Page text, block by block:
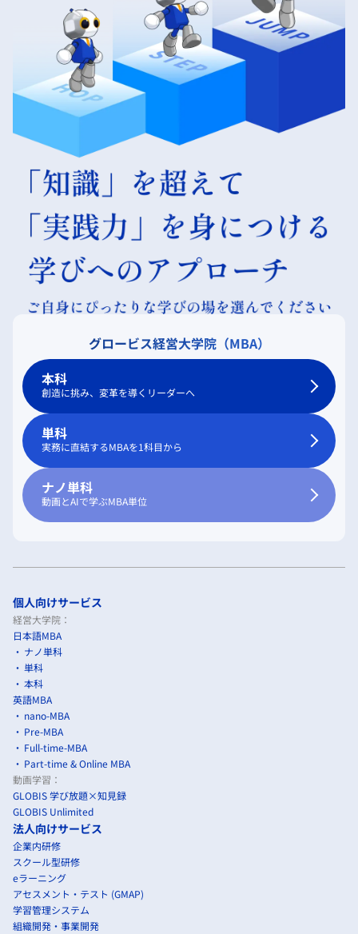
グロービス経営大学院（MBA）
本科
創造に挑み、変革を導くリーダーへ
単科
実務に直結するMBAを1科目から
ナノ単科
動画とAIで学ぶMBA単位
個人向けサービス
経営大学院：
日本語MBA
ナノ単科
単科
本科
英語MBA
nano-MBA
Pre-MBA
Full-time-MBA
Part-time & Online MBA
動画学習：
GLOBIS 学び放題×知見録
GLOBIS Unlimited
法人向けサービス
企業内研修
スクール型研修
eラーニング
アセスメント・テスト (GMAP)
学習管理システム
組織開発・事業開発